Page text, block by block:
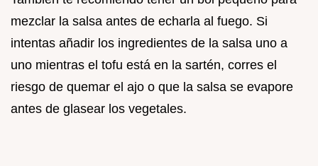
mezclar la salsa antes de echarla al fuego. Si
intentas añadir los ingredientes de la salsa uno a
uno mientras el tofu está en la sartén, corres el
riesgo de quemar el ajo o que la salsa se evapore
antes de glasear los vegetales.